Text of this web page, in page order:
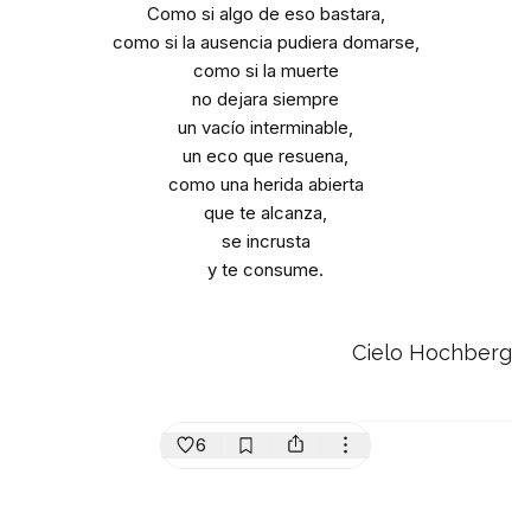
Como si algo de eso bastara,
como si la ausencia pudiera domarse,
como si la muerte
no dejara siempre
un vacío interminable,
un eco que resuena,
como una herida abierta
que te alcanza,
se incrusta
y te consume.
Cielo Hochberg
6